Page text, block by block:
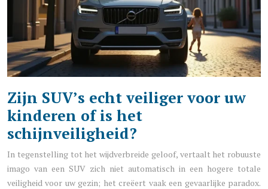
Zijn SUV’s echt veiliger voor uw
kinderen of is het
schijnveiligheid?
In tegenstelling tot het wijdverbreide geloof, vertaalt het robuuste
imago van een SUV zich niet automatisch in een hogere totale
veiligheid voor uw gezin; het creëert vaak een gevaarlijke paradox.